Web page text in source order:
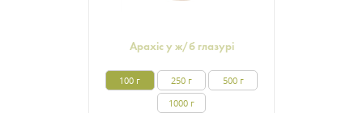
Арахіс у ж/б глазурі
100 г 250 г
500 г
1000 г